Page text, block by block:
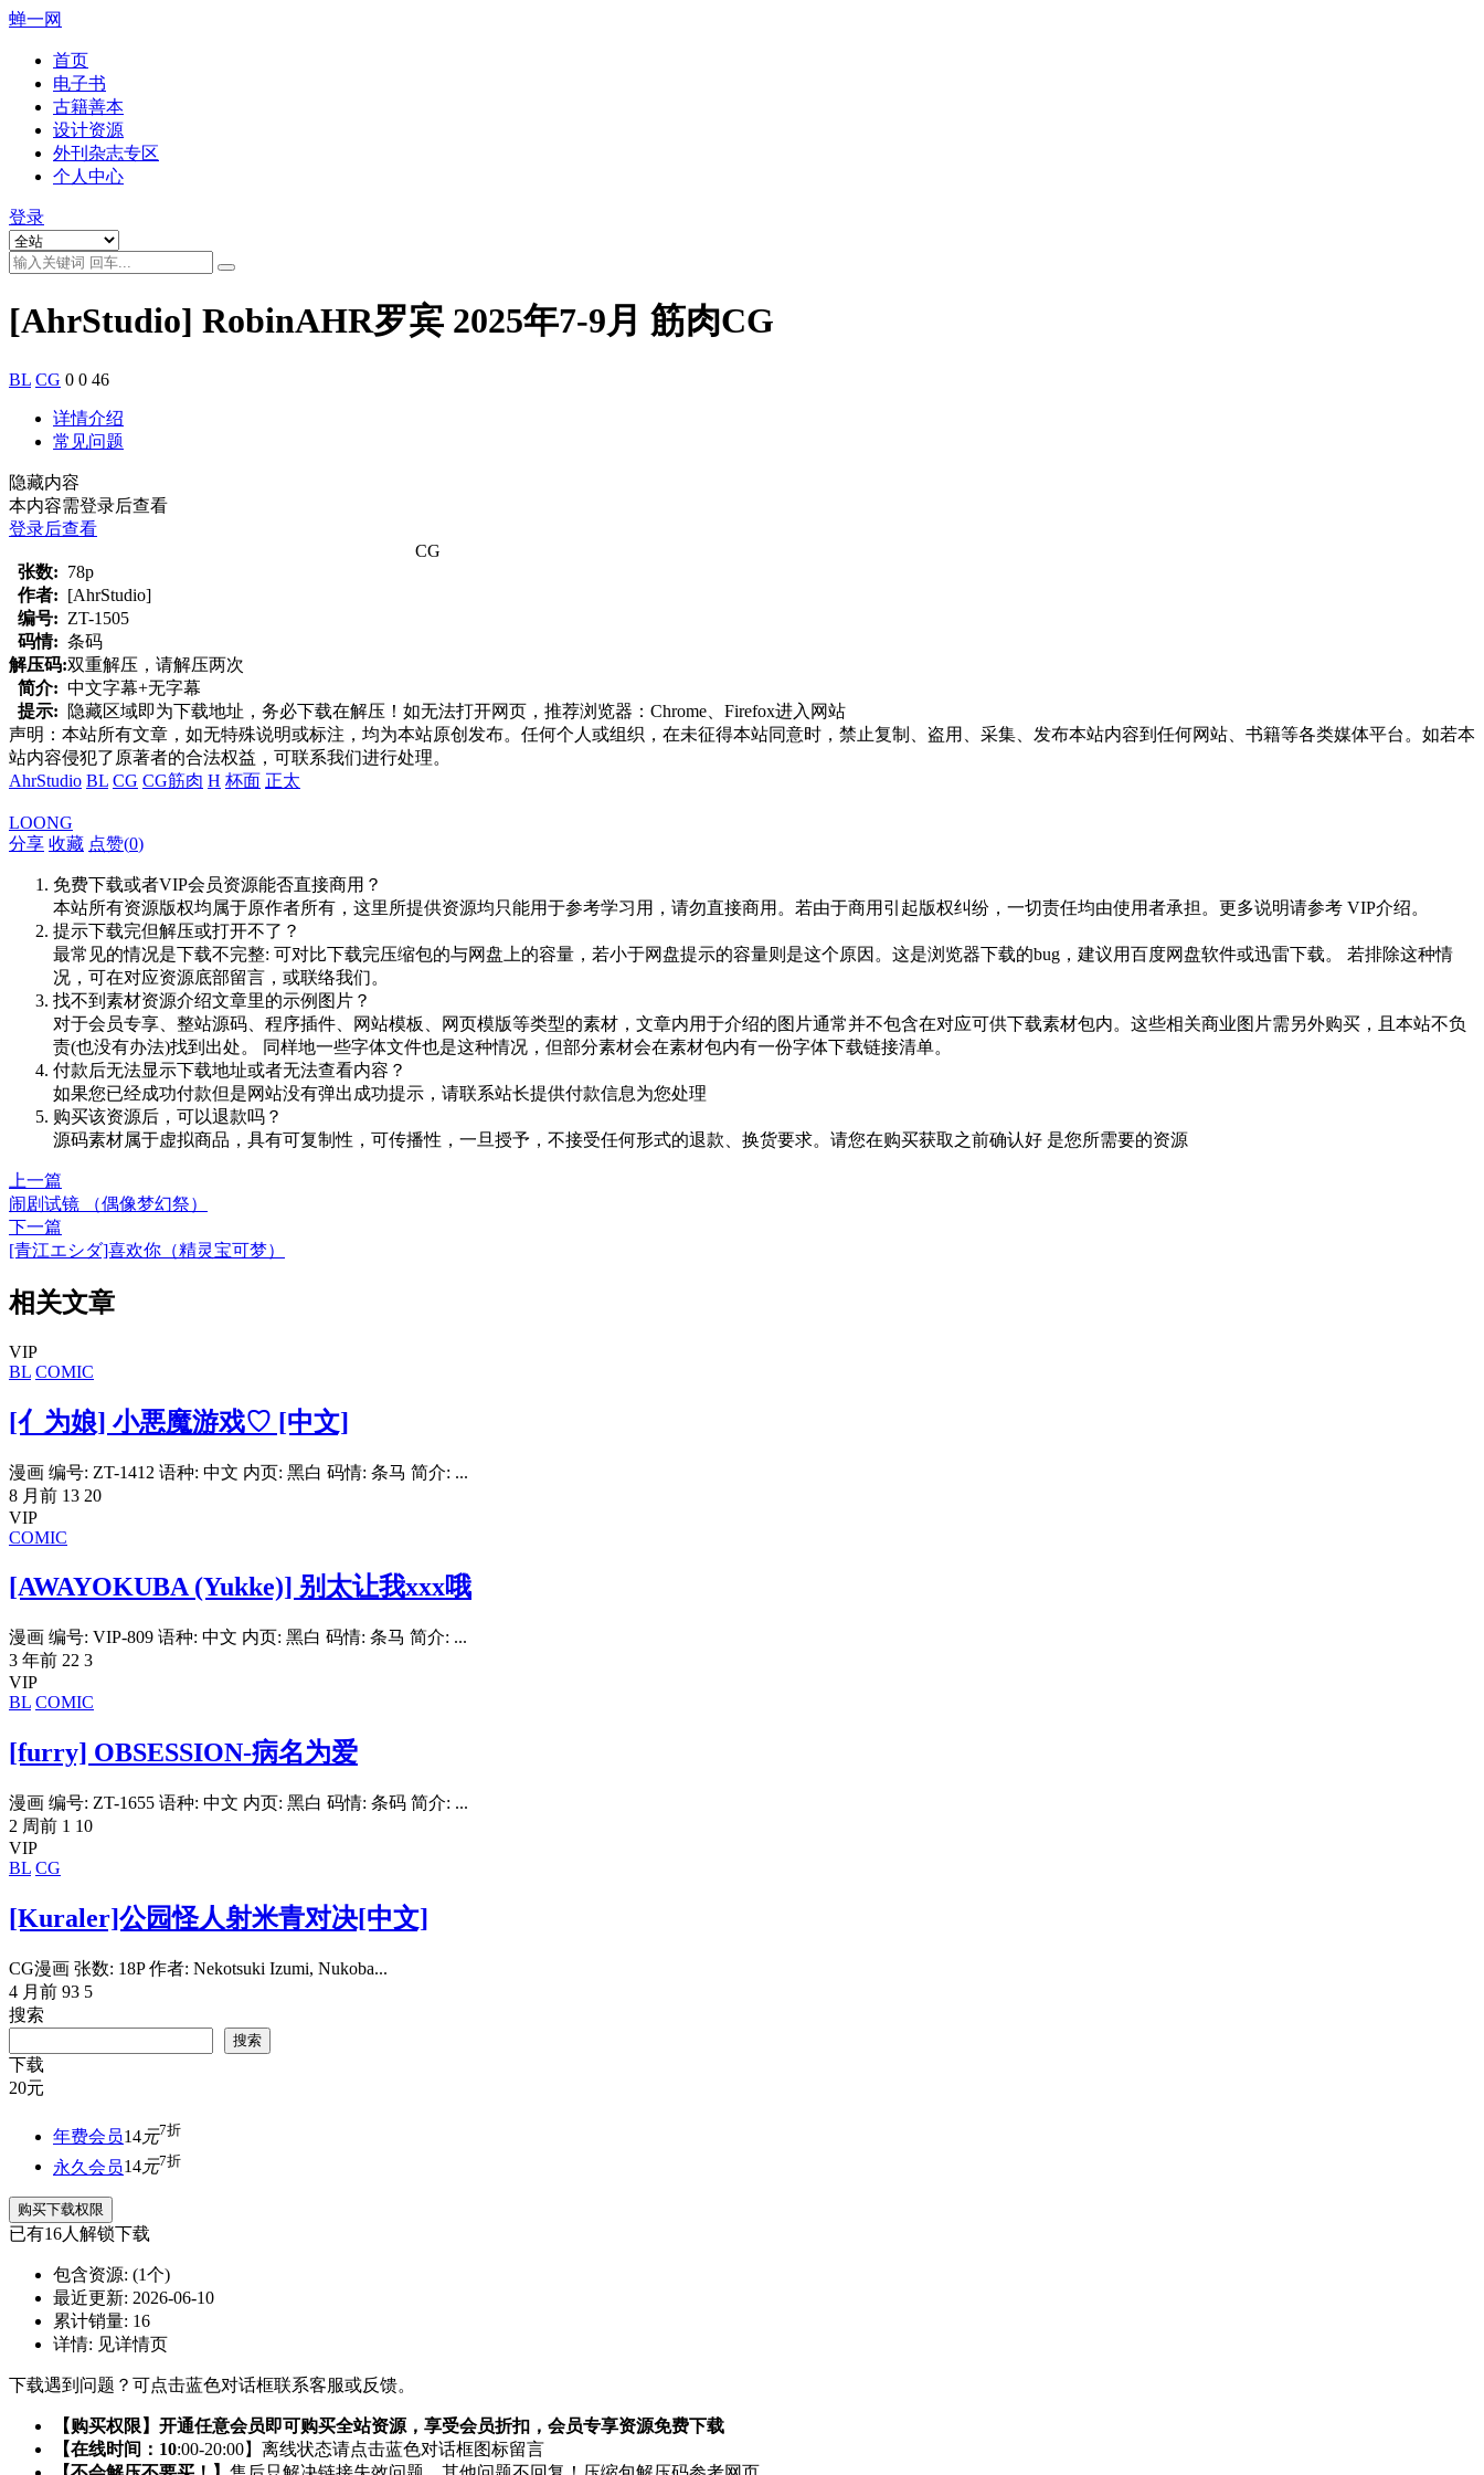
蝉一网
首页
电子书
古籍善本
设计资源
外刊杂志专区
个人中心
登录
[AhrStudio] RobinAHR罗宾 2025年7-9月 筋肉CG
BL CG 0 0 46
详情介绍
常见问题
隐藏内容
本内容需登录后查看
登录后查看
CG
张数: 78p
作者: [AhrStudio]
编号: ZT-1505
码情: 条码
解压码:双重解压，请解压两次
简介: 中文字幕+无字幕
提示:
隐藏区域即为下载地址，务必下载在解压！如无法打开网页，推荐浏览器：Chrome、Firefox进入网站
声明：本站所有文章，如无特殊说明或标注，均为本站原创发布。任何个人或组织，在未征得本站同意时，禁止复制、盗用、采集、发布本站内容到任何网站、书籍等各类媒体平台。如若本
站内容侵犯了原著者的合法权益，可联系我们进行处理。
AhrStudio BL CG CG筋肉 H 杯面 正太
LOONG
分享 收藏 点赞(0)
免费下载或者VIP会员资源能否直接商用？
本站所有资源版权均属于原作者所有，这里所提供资源均只能用于参考学习用，请勿直接商用。若由于商用引起版权纠纷，一切责任均由使用者承担。更多说明请参考 VIP介绍。
提示下载完但解压或打开不了？
最常见的情况是下载不完整: 可对比下载完压缩包的与网盘上的容量，若小于网盘提示的容量则是这个原因。这是浏览器下载的bug，建议用百度网盘软件或迅雷下载。 若排除这种情
况，可在对应资源底部留言，或联络我们。
找不到素材资源介绍文章里的示例图片？
对于会员专享、整站源码、程序插件、网站模板、网页模版等类型的素材，文章内用于介绍的图片通常并不包含在对应可供下载素材包内。这些相关商业图片需另外购买，且本站不负
责(也没有办法)找到出处。 同样地一些字体文件也是这种情况，但部分素材会在素材包内有一份字体下载链接清单。
付款后无法显示下载地址或者无法查看内容？
如果您已经成功付款但是网站没有弹出成功提示，请联系站长提供付款信息为您处理
购买该资源后，可以退款吗？
源码素材属于虚拟商品，具有可复制性，可传播性，一旦授予，不接受任何形式的退款、换货要求。请您在购买获取之前确认好 是您所需要的资源
上一篇
闹剧试镜 （偶像梦幻祭）
下一篇
[青江エシダ]喜欢你（精灵宝可梦）
相关文章
VIP
BL COMIC
[亻为娘] 小悪魔游戏♡ [中文]
漫画 编号: ZT-1412 语种: 中文 内页: 黑白 码情: 条马 简介: ...
8 月前 13 20
VIP
COMIC
[AWAYOKUBA (Yukke)] 别太让我xxx哦
漫画 编号: VIP-809 语种: 中文 内页: 黑白 码情: 条马 简介: ...
3 年前 22 3
VIP
BL COMIC
[furry] OBSESSION-病名为爱
漫画 编号: ZT-1655 语种: 中文 内页: 黑白 码情: 条码 简介: ...
2 周前 1 10
VIP
BL CG
[Kuraler]公园怪人射米青对决[中文]
CG漫画 张数: 18P 作者: Nekotsuki Izumi, Nukoba...
4 月前 93 5
搜索
搜索
下载
20元
年费会员14元7折
永久会员14元7折
购买下载权限
已有16人解锁下载
包含资源: (1个)
最近更新: 2026-06-10
累计销量: 16
详情: 见详情页
下载遇到问题？可点击蓝色对话框联系客服或反馈。
【购买权限】开通任意会员即可购买全站资源，享受会员折扣，会员专享资源免费下载
【在线时间：10:00-20:00】离线状态请点击蓝色对话框图标留言